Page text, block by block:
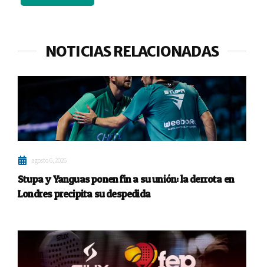
NOTICIAS RELACIONADAS
agosto 6, 2026
Stupa y Yanguas ponen fin a su unión: la derrota en
Londres precipita su despedida